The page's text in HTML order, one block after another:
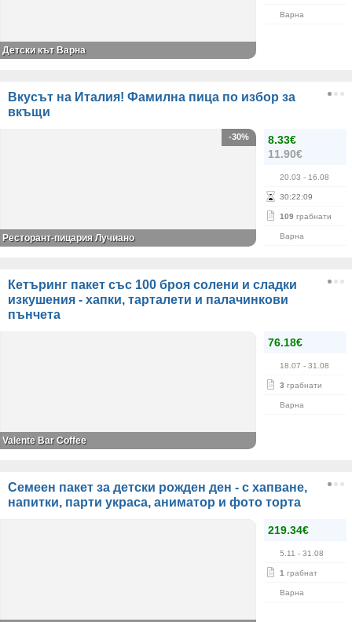
Варна
Детски кът Варна
Вкусът на Италия! Фамилна пица по избор за
вкъщи
8.33€
11.90€
20.03 - 16.08
30:22:08
109 грабнати
Варна
-30%
Ресторант-пицария Лучиано
Кетъринг пакет със 100 броя солени и сладки
изкушения - хапки, тарталети и палачинкови
пънчета
76.18€
18.07 - 31.08
3 грабнати
Варна
Valente Bar Coffee
Семеен пакет за детски рожден ден - с хапване,
напитки, парти украса, аниматор и фото торта
219.34€
5.11 - 31.08
1 грабнат
Варна